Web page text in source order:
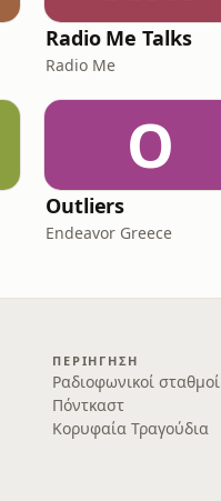
Radio Me Talks
Radio Me
O
Outliers
Endeavor Greece
ΠΕΡΙΉΓΗΣΗ
Ραδιοφωνικοί σταθμοί
Πόντκαστ
Κορυφαία Τραγούδια